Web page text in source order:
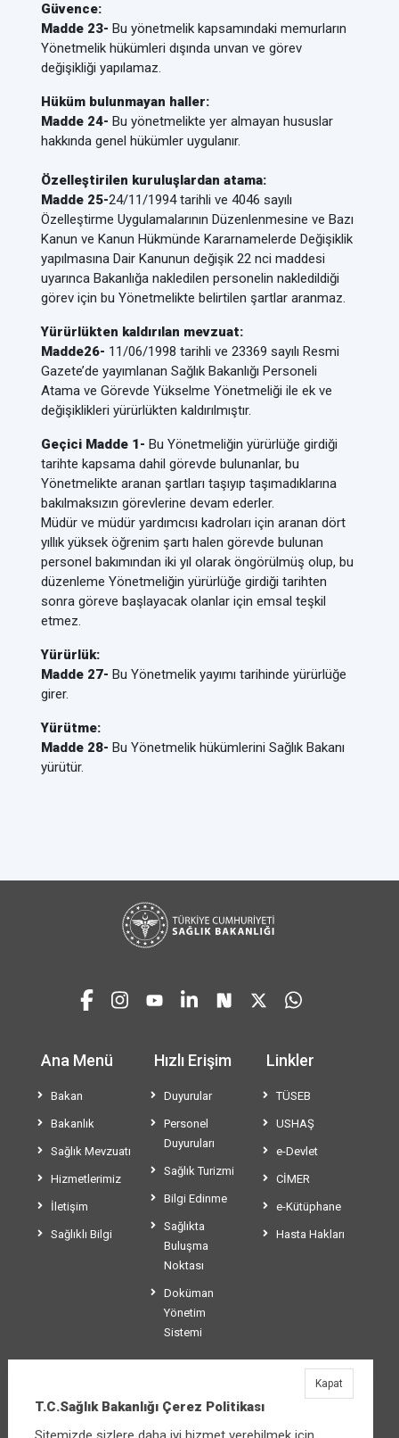
Güvence:
Madde 23- Bu yönetmelik kapsamındaki memurların
Yönetmelik hükümleri dışında unvan ve görev
değişikliği yapılamaz.
Hüküm bulunmayan haller:
Madde 24- Bu yönetmelikte yer almayan hususlar
hakkında genel hükümler uygulanır.
Özelleştirilen kuruluşlardan atama:
Madde 25-24/11/1994 tarihli ve 4046 sayılı
Özelleştirme Uygulamalarının Düzenlenmesine ve Bazı
Kanun ve Kanun Hükmünde Kararnamelerde Değişiklik
yapılmasına Dair Kanunun değişik 22 nci maddesi
uyarınca Bakanlığa nakledilen personelin nakledildiği
görev için bu Yönetmelikte belirtilen şartlar aranmaz.
Yürürlükten kaldırılan mevzuat:
Madde26- 11/06/1998 tarihli ve 23369 sayılı Resmi
Gazete’de yayımlanan Sağlık Bakanlığı Personeli
Atama ve Görevde Yükselme Yönetmeliği ile ek ve
değişiklikleri yürürlükten kaldırılmıştır.
Geçici Madde 1- Bu Yönetmeliğin yürürlüğe girdiği
tarihte kapsama dahil görevde bulunanlar, bu
Yönetmelikte aranan şartları taşıyıp taşımadıklarına
bakılmaksızın görevlerine devam ederler.
Müdür ve müdür yardımcısı kadroları için aranan dört
yıllık yüksek öğrenim şartı halen görevde bulunan
personel bakımından iki yıl olarak öngörülmüş olup, bu
düzenleme Yönetmeliğin yürürlüğe girdiği tarihten
sonra göreve başlayacak olanlar için emsal teşkil
etmez.
Yürürlük:
Madde 27- Bu Yönetmelik yayımı tarihinde yürürlüğe
girer.
Yürütme:
Madde 28- Bu Yönetmelik hükümlerini Sağlık Bakanı
yürütür.
Ana Menü
Bakan
Bakanlık
Sağlık Mevzuatı
Hizmetlerimiz
İletişim
Sağlıklı Bilgi
Hızlı Erişim
Duyurular
Personel
Duyuruları
Sağlık Turizmi
Bilgi Edinme
Sağlıkta
Buluşma
Noktası
Doküman
Yönetim
Sistemi
Linkler
TÜSEB
USHAŞ
e-Devlet
CİMER
e-Kütüphane
Hasta Hakları
T.C.Sağlık Bakanlığı
Üniversiteler Mahallesi Şehit Mehmet Bayraktar
T.C.Sağlık Bakanlığı Çerez Politikası
Kapat